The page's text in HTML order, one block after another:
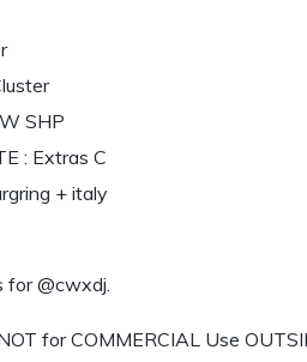
SHP
: Extras C
+ italy
for @cwxdj.
for COMMERCIAL Use